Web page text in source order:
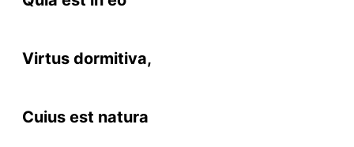
Virtus dormitiva,
Cuius est natura